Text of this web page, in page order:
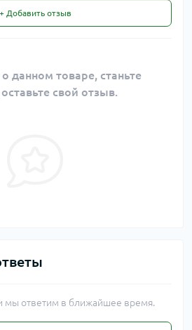
+ Добавить отзыв
данном товаре, станьте
свой отзыв.
мы ответим в ближайшее время.